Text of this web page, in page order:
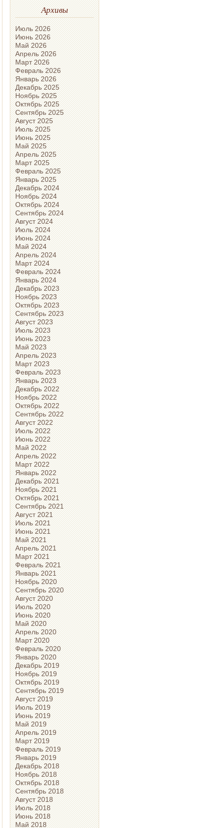
Архивы
Июль 2026
Июнь 2026
Май 2026
Апрель 2026
Март 2026
Февраль 2026
Январь 2026
Декабрь 2025
Ноябрь 2025
Октябрь 2025
Сентябрь 2025
Август 2025
Июль 2025
Июнь 2025
Май 2025
Апрель 2025
Март 2025
Февраль 2025
Январь 2025
Декабрь 2024
Ноябрь 2024
Октябрь 2024
Сентябрь 2024
Август 2024
Июль 2024
Июнь 2024
Май 2024
Апрель 2024
Март 2024
Февраль 2024
Январь 2024
Декабрь 2023
Ноябрь 2023
Октябрь 2023
Сентябрь 2023
Август 2023
Июль 2023
Июнь 2023
Май 2023
Апрель 2023
Март 2023
Февраль 2023
Январь 2023
Декабрь 2022
Ноябрь 2022
Октябрь 2022
Сентябрь 2022
Август 2022
Июль 2022
Июнь 2022
Май 2022
Апрель 2022
Март 2022
Январь 2022
Декабрь 2021
Ноябрь 2021
Октябрь 2021
Сентябрь 2021
Август 2021
Июль 2021
Июнь 2021
Май 2021
Апрель 2021
Март 2021
Февраль 2021
Январь 2021
Ноябрь 2020
Сентябрь 2020
Август 2020
Июль 2020
Июнь 2020
Май 2020
Апрель 2020
Март 2020
Февраль 2020
Январь 2020
Декабрь 2019
Ноябрь 2019
Октябрь 2019
Сентябрь 2019
Август 2019
Июль 2019
Июнь 2019
Май 2019
Апрель 2019
Март 2019
Февраль 2019
Январь 2019
Декабрь 2018
Ноябрь 2018
Октябрь 2018
Сентябрь 2018
Август 2018
Июль 2018
Июнь 2018
Май 2018